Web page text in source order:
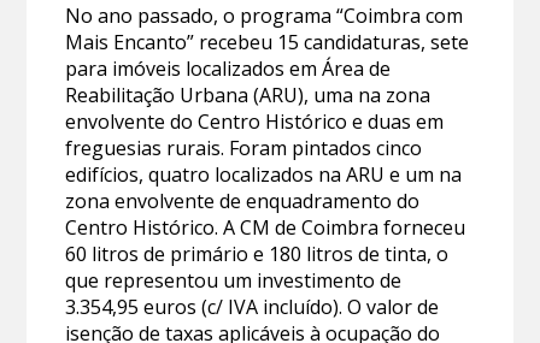
No ano passado, o programa “Coimbra com
Mais Encanto” recebeu 15 candidaturas, sete
para imóveis localizados em Área de
Reabilitação Urbana (ARU), uma na zona
envolvente do Centro Histórico e duas em
freguesias rurais. Foram pintados cinco
edifícios, quatro localizados na ARU e um na
zona envolvente de enquadramento do
Centro Histórico. A CM de Coimbra forneceu
60 litros de primário e 180 litros de tinta, o
que representou um investimento de
3.354,95 euros (c/ IVA incluído). O valor de
isenção de taxas aplicáveis à ocupação do